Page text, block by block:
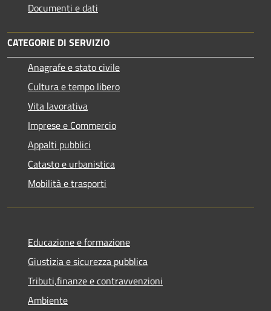
Documenti e dati
CATEGORIE DI SERVIZIO
Anagrafe e stato civile
Cultura e tempo libero
Vita lavorativa
Imprese e Commercio
Appalti pubblici
Catasto e urbanistica
Mobilità e trasporti
Educazione e formazione
Giustizia e sicurezza pubblica
Tributi,finanze e contravvenzioni
Ambiente